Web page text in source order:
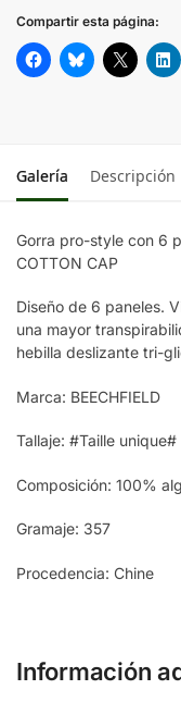
Compartir esta página:
Galería Descripción
Gorra pro-style con 6
COTTON CAP
Diseño de 6 paneles.
una mayor
hebilla deslizante tri-
Marca: BEECHFIELD
Tallaje: #Taille unique#
Composición: 100%
Gramaje: 357
Procedencia: Chine
Información